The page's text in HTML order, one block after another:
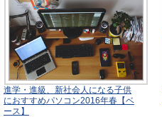
進学・進級、新社会人になる子供
におすすめパソコン2016年春【ベ
ース】